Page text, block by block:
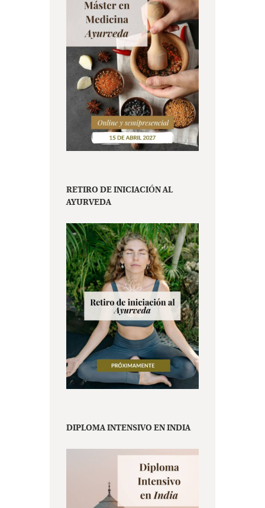
RETIRO DE INICIACIÓN AL
AYURVEDA
DIPLOMA INTENSIVO EN INDIA